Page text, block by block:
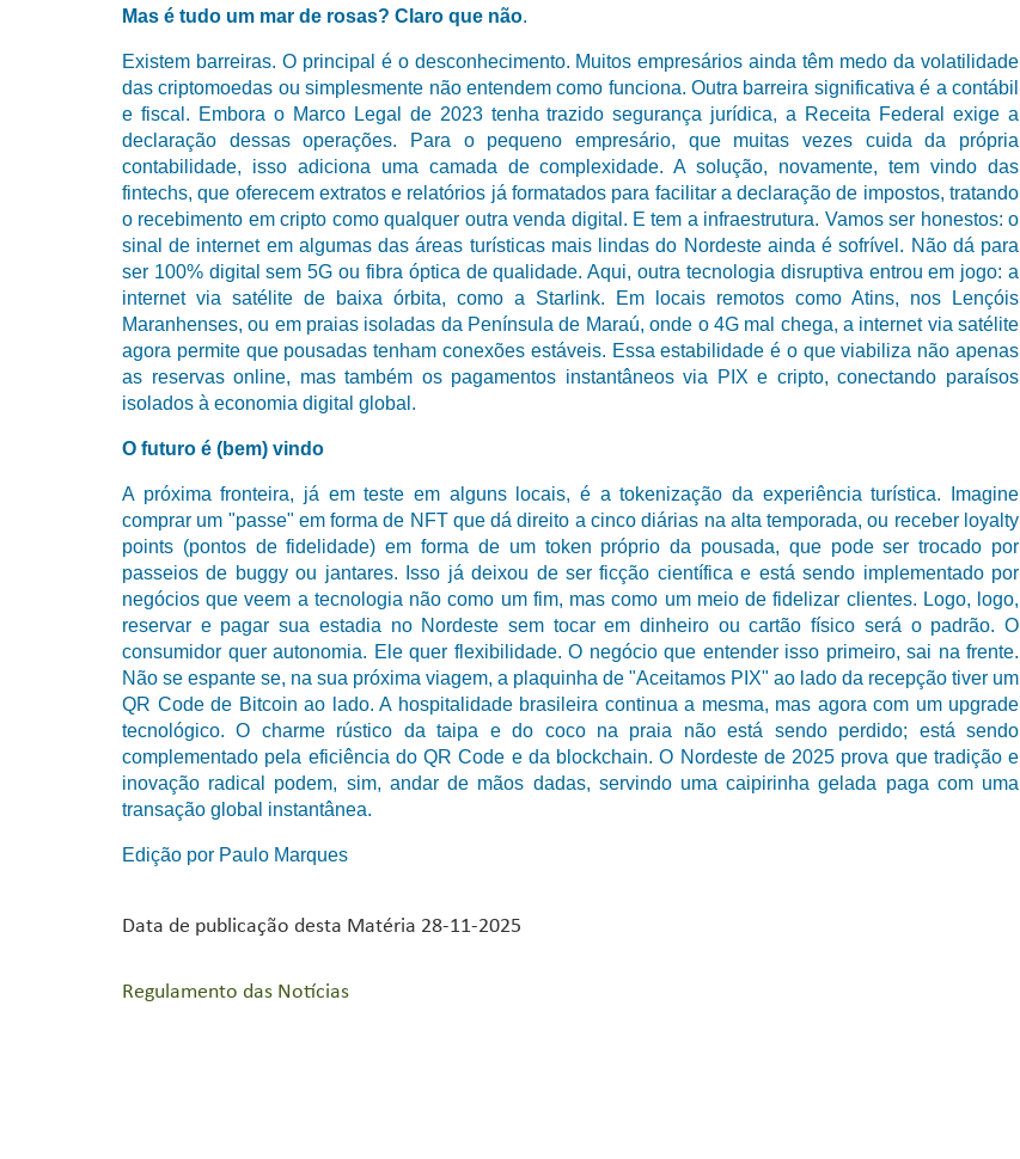
Mas é tudo um mar de rosas? Claro que não.
Existem barreiras. O principal é o desconhecimento. Muitos empresários ainda têm medo da volatilidade
das criptomoedas ou simplesmente não entendem como funciona.Outra barreira significativa é a contábil
e fiscal. Embora o Marco Legal de 2023 tenha trazido segurança jurídica, a Receita Federal exige a
declaração dessas operações. Para o pequeno empresário, que muitas vezes cuida da própria
contabilidade, isso adiciona uma camada de complexidade. A solução, novamente, tem vindo das
fintechs, que oferecem extratos e relatórios já formatados para facilitar a declaração de impostos, tratando
o recebimento em cripto como qualquer outra venda digital. E tem a infraestrutura. Vamos ser honestos: o
sinal de internet em algumas das áreas turísticas mais lindas do Nordeste ainda é sofrível. Não dá para
ser 100% digital sem 5G ou fibra óptica de qualidade.Aqui, outra tecnologia disruptiva entrou em jogo: a
internet via satélite de baixa órbita, como a Starlink. Em locais remotos como Atins, nos Lençóis
Maranhenses, ou em praias isoladas da Península de Maraú, onde o 4G mal chega, a internet via satélite
agora permite que pousadas tenham conexões estáveis. Essa estabilidade é o que viabiliza não apenas
as reservas online, mas também os pagamentos instantâneos via PIX e cripto, conectando paraísos
isolados à economia digital global.
O futuro é (bem) vindo
A próxima fronteira, já em teste em alguns locais, é a tokenização da experiência turística. Imagine
comprar um "passe" em forma de NFT que dá direito a cinco diárias na alta temporada, ou receber loyalty
points (pontos de fidelidade) em forma de um token próprio da pousada, que pode ser trocado por
passeios de buggy ou jantares. Isso já deixou de ser ficção científica e está sendo implementado por
negócios que veem a tecnologia não como um fim, mas como um meio de fidelizar clientes. Logo, logo,
reservar e pagar sua estadia no Nordeste sem tocar em dinheiro ou cartão físico será o padrão. O
consumidor quer autonomia. Ele quer flexibilidade. O negócio que entender isso primeiro, sai na frente.
Não se espante se, na sua próxima viagem, a plaquinha de "Aceitamos PIX" ao lado da recepção tiver um
QR Code de Bitcoin ao lado. A hospitalidade brasileira continua a mesma, mas agora com um upgrade
tecnológico. O charme rústico da taipa e do coco na praia não está sendo perdido; está sendo
complementado pela eficiência do QR Code e da blockchain. O Nordeste de 2025 prova que tradição e
inovação radical podem, sim, andar de mãos dadas, servindo uma caipirinha gelada paga com uma
transação global instantânea.
Edição por Paulo Marques
Data de publicação desta Matéria 28-11-2025
Regulamento das Notícias